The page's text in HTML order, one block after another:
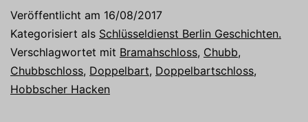
Veröffentlicht am 16/08/2017
Kategorisiert als Schlüsseldienst Berlin Geschichten.
Verschlagwortet mit Bramahschloss, Chubb,
Chubbschloss, Doppelbart, Doppelbartschloss,
Hobbscher Hacken